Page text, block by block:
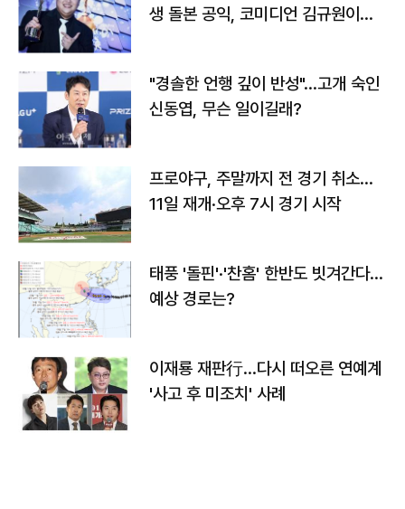
생 돌본 공익, 코미디언 김규원이었
"경솔한 언행 깊이 반성"…고개 숙인
신동엽, 무슨 일이길래?
프로야구, 주말까지 전 경기 취소…
11일 재개·오후 7시 경기 시작
태풍 '돌핀'·'찬홈' 한반도 빗겨간다…
예상 경로는?
이재룡 재판行…다시 떠오른 연예계
'사고 후 미조치' 사례